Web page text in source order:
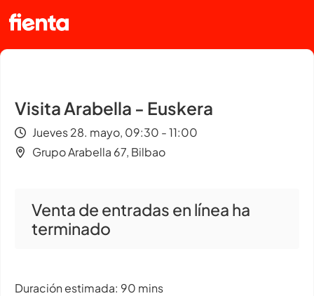
Visita Arabella - Euskera
Jueves 28. mayo, 09:30 - 11:00
Grupo Arabella 67, Bilbao
Venta de entradas en línea ha
terminado
Duración estimada: 90 mins